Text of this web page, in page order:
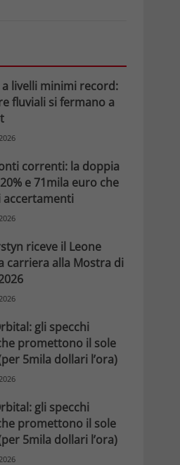
livelli minimi record:
fluviali si fermano a
correnti: la doppia
e 71mila euro che
accertamenti
riceve il Leone
carriera alla Mostra di
gli specchi
promettono il sole
5mila dollari l’ora)
gli specchi
promettono il sole
5mila dollari l’ora)